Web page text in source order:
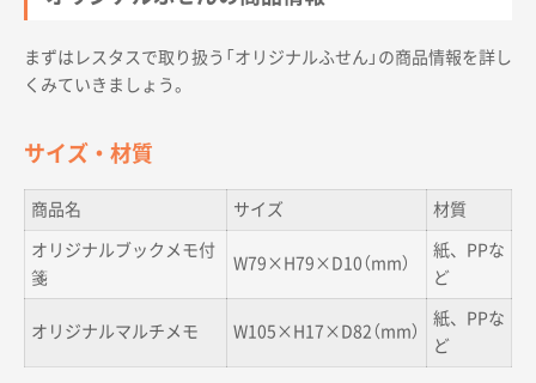
まずはレスタスで取り扱う「オリジナルふせん」の商品情報を詳し
くみていきましょう。
サイズ・材質
商品名 サイズ 材質
オリジナルブックメモ付
箋
W79×H79×D10（mm）
紙、PPな
ど
オリジナルマルチメモ W105×H17×D82（mm）
紙、PPな
ど